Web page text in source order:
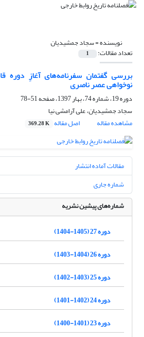
نویسنده =سجاد جمشیدیان
تعداد مقالات: 1
بررسی گفتمان سفرنامه‌های آغازِ دوره
نوخواهی عصر ناصری
دوره 19، شماره 74، بهار 1397، صفحه
51-78
سجاد جمشیدیان، علی آرامشی نیا
مشاهده مقاله
اصل مقاله 369.28 K
مقالات آماده انتشار
شماره جاری
شماره‌های پیشین نشریه
دوره 27 (1405-1404)
دوره 26 (1404-1403)
دوره 25 (1403-1402)
دوره 24 (1402-1401)
دوره 23 (1401-1400)